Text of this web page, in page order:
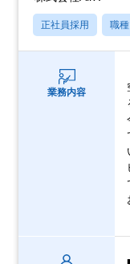
正社員採用 職
業務内容